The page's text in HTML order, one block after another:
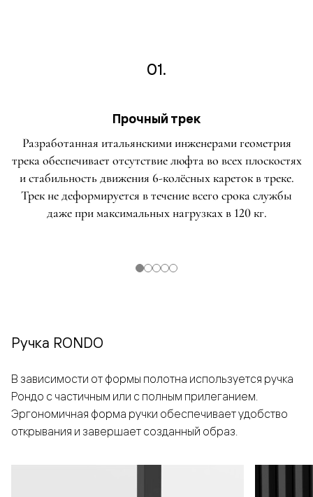
01.
Прочный трек
Разработанная итальянскими инженерами геометрия
трека обеспечивает отсутствие люфта во всех плоскостях
и стабильность движения 6-колёсных кареток в треке.
Трек не деформируется в течение всего срока службы
даже при максимальных нагрузках в 120 кг.
Ручка RONDO
В зависимости от формы полотна используется ручка
Рондо с частичным или с полным прилеганием.
Эргономичная форма ручки обеспечивает удобство
открывания и завершает созданный образ.